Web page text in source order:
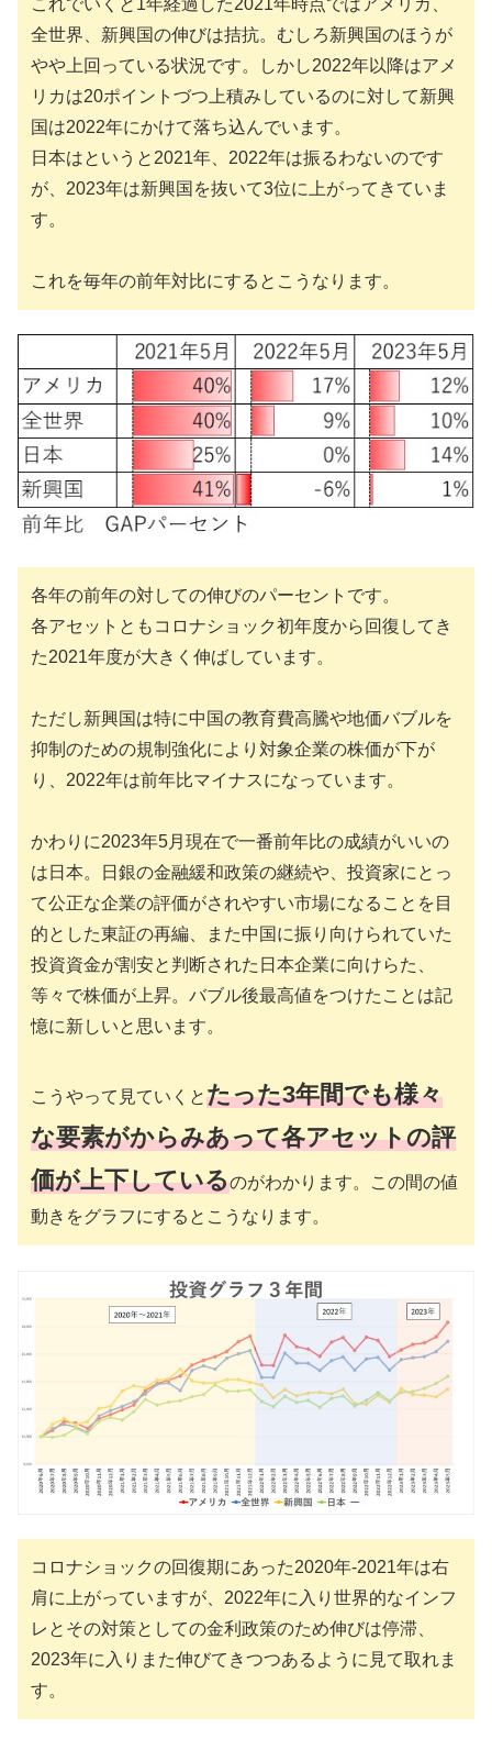
全世界、新興国の伸びは拮抗。むしろ新興国のほうが
やや上回っている状況です。しかし2022年以降はアメ
リカは20ポイントづつ上積みしているのに対して新興
国は2022年にかけて落ち込んでいます。
日本はというと2021年、2022年は振るわないのです
が、2023年は新興国を抜いて3位に上がってきていま
す。
これを毎年の前年対比にするとこうなります。
各年の前年の対しての伸びのパーセントです。
各アセットともコロナショック初年度から回復してき
た2021年度が大きく伸ばしています。
ただし新興国は特に中国の教育費高騰や地価バブルを
抑制のための規制強化により対象企業の株価が下が
り、2022年は前年比マイナスになっています。
かわりに2023年5月現在で一番前年比の成績がいいの
は日本。日銀の金融緩和政策の継続や、投資家にとっ
て公正な企業の評価がされやすい市場になることを目
的とした東証の再編、また中国に振り向けられていた
投資資金が割安と判断された日本企業に向けらた、
等々で株価が上昇。バブル後最高値をつけたことは記
憶に新しいと思います。
こうやって見ていくとたった3年間でも様々
な要素がからみあって各アセットの評
価が上下しているのがわかります。この間の値
動きをグラフにするとこうなります。
コロナショックの回復期にあった2020年-2021年は右
肩に上がっていますが、2022年に入り世界的なインフ
レとその対策としての金利政策のため伸びは停滞、
2023年に入りまた伸びてきつつあるように見て取れま
す。